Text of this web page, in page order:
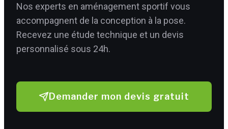
Nos experts en aménagement sportif vous
accompagnent de la conception à la pose.
Recevez une étude technique et un devis
personnalisé sous 24h.
Demander mon devis gratuit